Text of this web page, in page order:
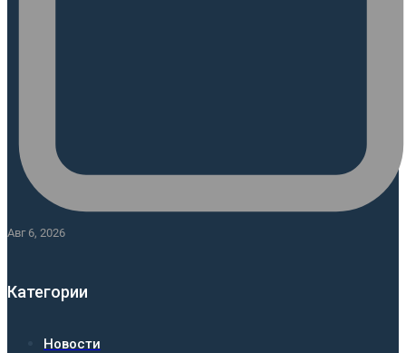
Авг 6, 2026
Категории
Новости